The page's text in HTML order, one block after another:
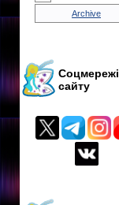
Archive
Соцмережі
сайту